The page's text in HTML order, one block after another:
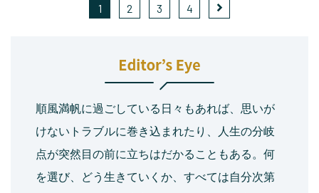
1 2 3 4
順風満帆に過ごしている日々もあれば、思いが
けないトラブルに巻き込まれたり、人生の分岐
点が突然目の前に立ちはだかることもある。何
を選び、どう生きていくか、すべては自分次第